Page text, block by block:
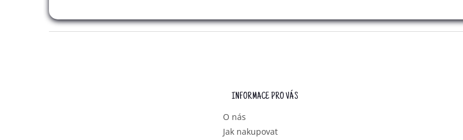
INFORMACE PRO VÁS
O nás
Jak nakupovat